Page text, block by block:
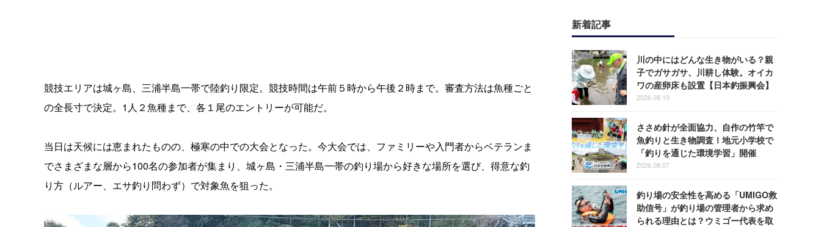
競技エリアは城ヶ島、三浦半島一帯で陸釣り限定。競技時間は午前５時から午後２時まで。審査方法は魚種ごと
の全長寸で決定。1人２魚種まで、各１尾のエントリーが可能だ。
当日は天候には恵まれたものの、極寒の中での大会となった。今大会では、ファミリーや入門者からベテランま
でさまざまな層から100名の参加者が集まり、城ヶ島・三浦半島一帯の釣り場から好きな場所を選び、得意な釣
り方（ルアー、エサ釣り問わず）で対象魚を狙った。
新着記事
川の中にはどんな生き物がいる？親
子でガサガサ、川耕し体験。オイカ
ワの産卵床も設置【日本釣振興会】
2026.08.10
ささめ針が全面協力、自作の竹竿で
魚釣りと生き物調査！地元小学校で
「釣りを通じた環境学習」開催
2026.08.07
釣り場の安全性を高める「UMIGO救
助信号」が釣り場の管理者から求め
られる理由とは？ウミゴー代表を取